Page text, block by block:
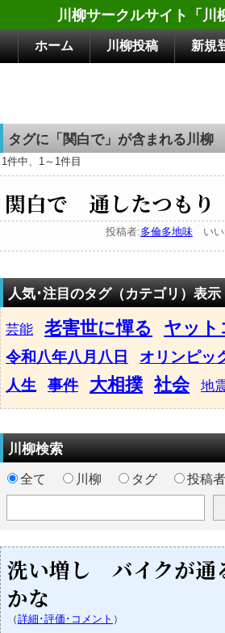
川柳サークルサイト「川
ホーム 川柳投稿 新規
タグに「関白で」が含まれる川柳
1件中、1～1件目
関白で 通したつも
投稿者:多倫多地味 い
人気･注目のタグ（カテゴリ）表示
芸能 老害世に憚る ヤット
令和八年八月八日 オリンピッ
人生 事件 大相撲 社会 地
川柳検索
全て 川柳 タグ 投稿者
洗い増し バイクが
かな
（詳細･評価･コメント ）